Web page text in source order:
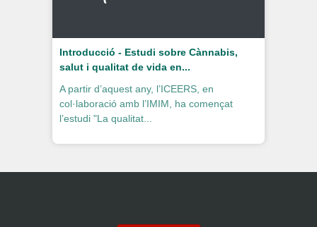
Introducció - Estudi sobre Cànnabis,
salut i qualitat de vida en...
A partir d’aquest any, l’ICEERS, en
col·laboració amb l’IMIM, ha començat
l’estudi "La qualitat...